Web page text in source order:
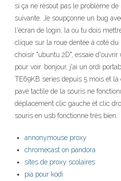
si ça ne résout pas le problème de
suivante. Je soupçonne un bug
l'écran de login, la où tu dois
clique sur la roue dentée à coté
choisir "ubuntu 2D", essaie
pour voir. bonjour, j'ai un ordi
TE69KB series depuis 5 mois et
pavé tactile de la souris ne
déplacement clic gauche et clic
souris en usb fonctionne très bien..
annonymouse proxy
chromecast on pandora
sites de proxy scolaires
pia pour kodi